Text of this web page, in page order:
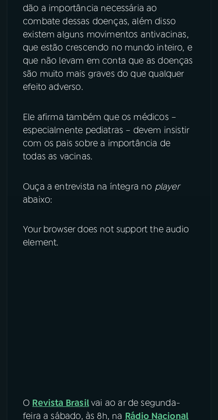
dão a importância necessária ao
combate dessas doenças, além disso
existem alguns movimentos antivacinas,
que estão crescendo no mundo inteiro, e
que não levam em conta que as doenças
são muito mais graves do que qualquer
efeito adverso.
Ele afirma também que os médicos –
especialmente pediatras – devem insistir
com os pais sobre a importância de
todas as vacinas.
Ouça a entrevista na íntegra no player
abaixo:
Your browser does not support the audio
element.
O Revista Brasilvai ao ar de segunda-
feira a sábado, às 8h, na Rádio Nacional